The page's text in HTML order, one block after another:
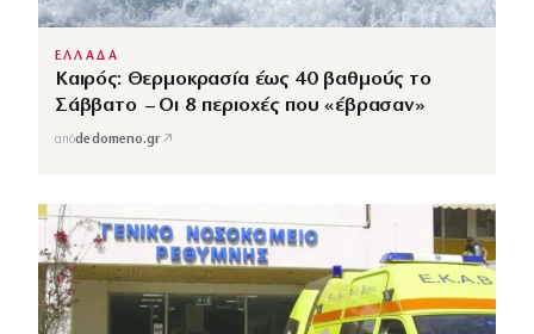
ΕΛΛΑΔΑ
Καιρός: Θερμοκρασία έως 40 βαθμούς το
Σάββατο – Οι 8 περιοχές που «έβρασαν»
απόdedomeno.gr ↗